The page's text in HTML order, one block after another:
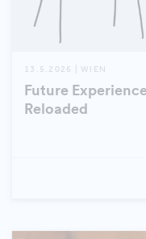
13.5.2026 | WIEN
Future
Reloaded